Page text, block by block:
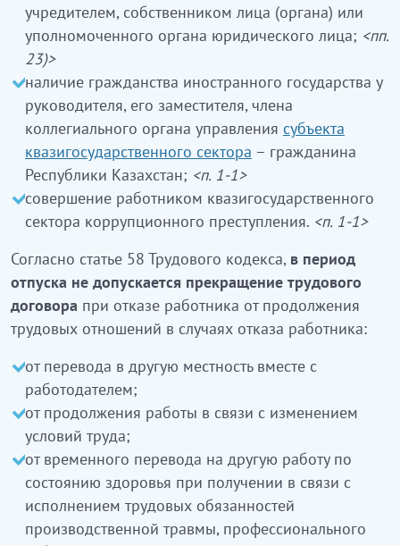
учредителем, собственником лица (органа) или
уполномоченного органа юридического лица; <пп.
23)>
наличие гражданства иностранного государства у
руководителя, его заместителя, члена
коллегиального органа управления субъекта
квазигосударственного сектора – гражданина
Республики Казахстан; <п. 1-1>
совершение работником квазигосударственного
сектора коррупционного преступления. <п. 1-1>
Согласно статье 58 Трудового кодекса, в период
отпуска не допускается прекращение трудового
договора при отказе работника от продолжения
трудовых отношений в случаях отказа работника:
от перевода в другую местность вместе с
работодателем;
от продолжения работы в связи с изменением
условий труда;
от временного перевода на другую работу по
состоянию здоровья при получении в связи с
исполнением трудовых обязанностей
производственной травмы, профессионального